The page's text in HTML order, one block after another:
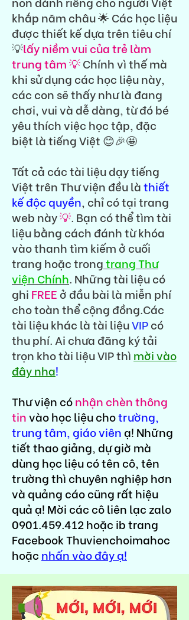
khắp năm châu 🌟 Các học liệu
được thiết kế dựa trên tiêu chí
💡lấy niềm vui của trẻ làm
trung tâm 💡Chính vì thế mà
khi sử dụng các học liệu này,
các con sẽ thấy như là đang
chơi, vui và dễ dàng, từ đó bé
yêu thích việc học tập, đặc
biệt là tiếng Việt 😊🎉🤩
Tất cả các tài liệu dạy tiếng
Việt trên Thư viện đều làthiết
kế độc quyền, chỉ có tại trang
web này💡. Bạn có thể tìm tài
liệu bằng cách đánh từ khóa
vào thanh tìm kiếm ở cuối
trang hoặc trongtrang Thư
viện Chính. Những tài liệu có
ghi FREE ở đầu bài là miễn phí
cho toàn thể cộng đồng.Các
tài liệu khác là tài liệuVIPcó
thu phí. Ai chưa đăng ký tải
trọn kho tài liệu VIP thì mời vào
đây nha!
Thư viện cónhận chèn thông
tinvào học liệu chotrường,
trung tâm, giáo viênạ! Những
tiết thao giảng, dự giờ mà
dùng học liệu có tên cô, tên
trường thì chuyên nghiệp hơn
và quảng cáo cũng rất hiệu
quả ạ! Mời các cô liên lạc zalo
0901.459.412hoặc ib trang
Facebook Thuvienchoimahoc
hoặc nhấn vào đây ạ!